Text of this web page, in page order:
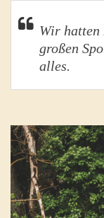
Wir hatten
großen
alles.